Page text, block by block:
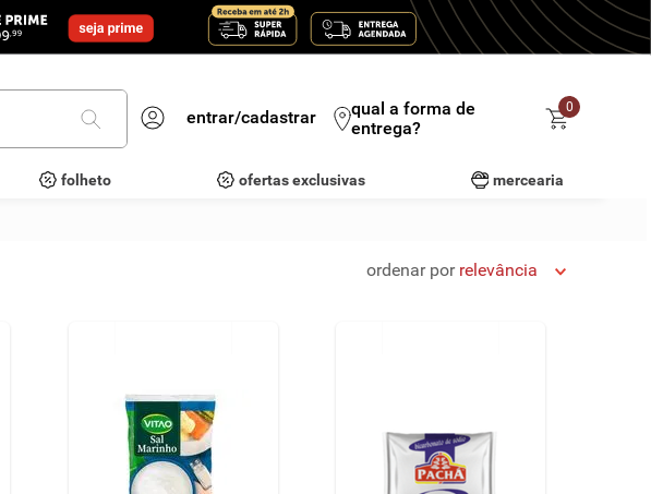
entrar/cadastrar
qual a forma de
entrega?
0
folheto ofertas exclusivas mercearia
ordenar por relevância